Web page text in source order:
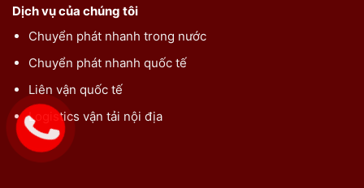
Dịch vụ của chúng tôi
Chuyển phát nhanh trong nước
Chuyển phát nhanh quốc tế
Liên vận quốc tế
Logistics vận tải nội địa